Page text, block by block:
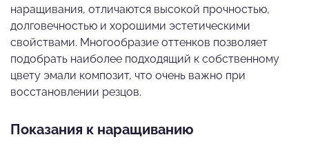
наращивания, отличаются высокой прочностью,
долговечностью и хорошими эстетическими
свойствами. Многообразие оттенков позволяет
подобрать наиболее подходящий к собственному
цвету эмали композит, что очень важно при
восстановлении резцов.
Показания к наращиванию